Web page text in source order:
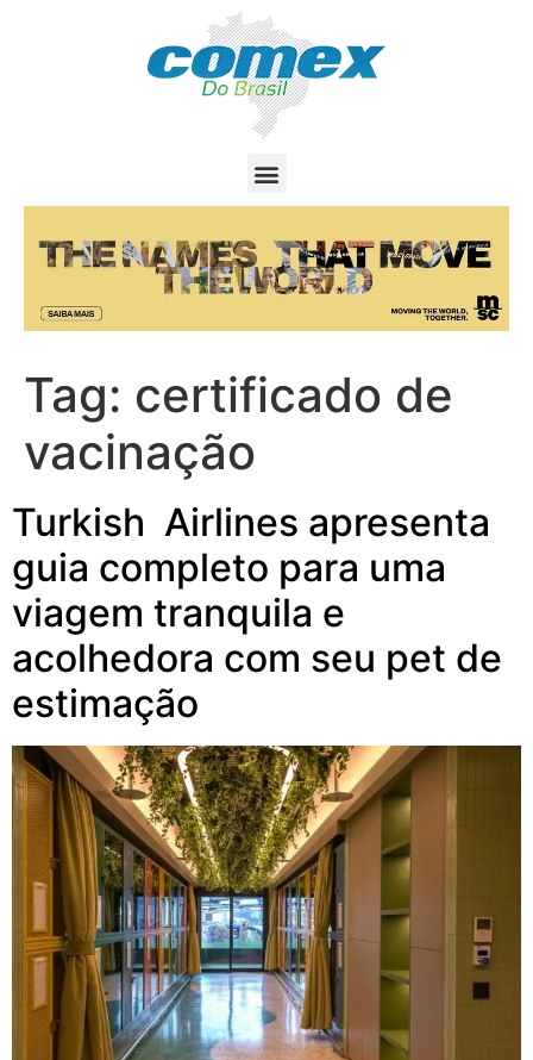
Tag: certificado de
vacinação
Turkish Airlines apresenta
guia completo para uma
viagem tranquila e
acolhedora com seu pet de
estimação